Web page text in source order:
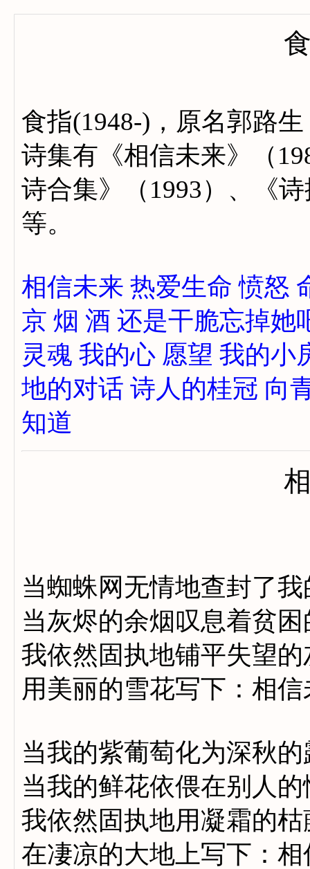
食指(1948-)，原名郭路
诗集有《相信未来》（
诗合集》（1993）、《
等。
相信未来 热爱生命 愤怒
京 烟 酒 还是干脆忘掉她
灵魂 我的心 愿望 我的小
地的对话 诗人的桂冠 向
知道
当蜘蛛网无情地查封了
当灰烬的余烟叹息着贫
我依然固执地铺平失望的
用美丽的雪花写下：相信
当我的紫葡萄化为深秋的
当我的鲜花依偎在别人的
我依然固执地用凝霜的枯
在凄凉的大地上写下：相